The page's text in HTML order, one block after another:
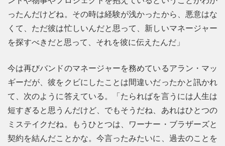
ったんだけどね。その時は経験が浅かったから、悪意はな
くて、ただ彼は忙しいんだと思って、新しいマネージャー
を探すべきだと思って、それを彼に伝えたんだ」
今は再びバンドのマネージャーを務めているアラン・マッ
ギーだが、彼をクビにしたことは間違いだったかと訊かれ
て、次のように答えている。「たらればを言うには人生は
短すぎると思うんだけど、でもそうだね、あれはひとつの
ミステイクだね。もうひとつは、ワーナー・ブラザーズと
契約を結んだことかな。今言ったみたいに、過去のことを